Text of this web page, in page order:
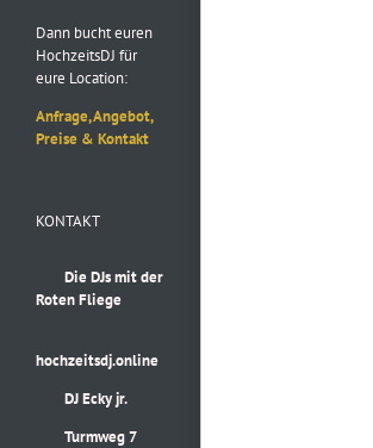
Dann bucht euren
HochzeitsDJ für
eure Location:
Anfrage, Angebot,
Preise & Kontakt
KONTAKT
Die DJs mit der
Roten Fliege
hochzeitsdj.online
DJ Ecky jr.
Turmweg 7